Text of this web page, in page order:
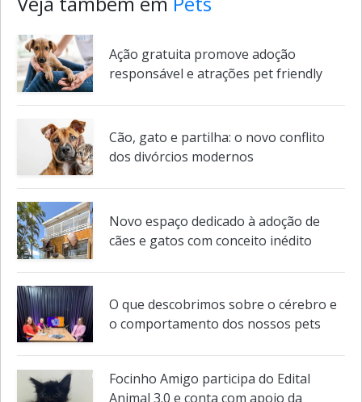
Veja também emPets
Ação gratuita promove adoção
responsável e atrações pet friendly
Cão, gato e partilha: o novo conflito
dos divórcios modernos
Novo espaço dedicado à adoção de
cães e gatos com conceito inédito
O que descobrimos sobre o cérebro e